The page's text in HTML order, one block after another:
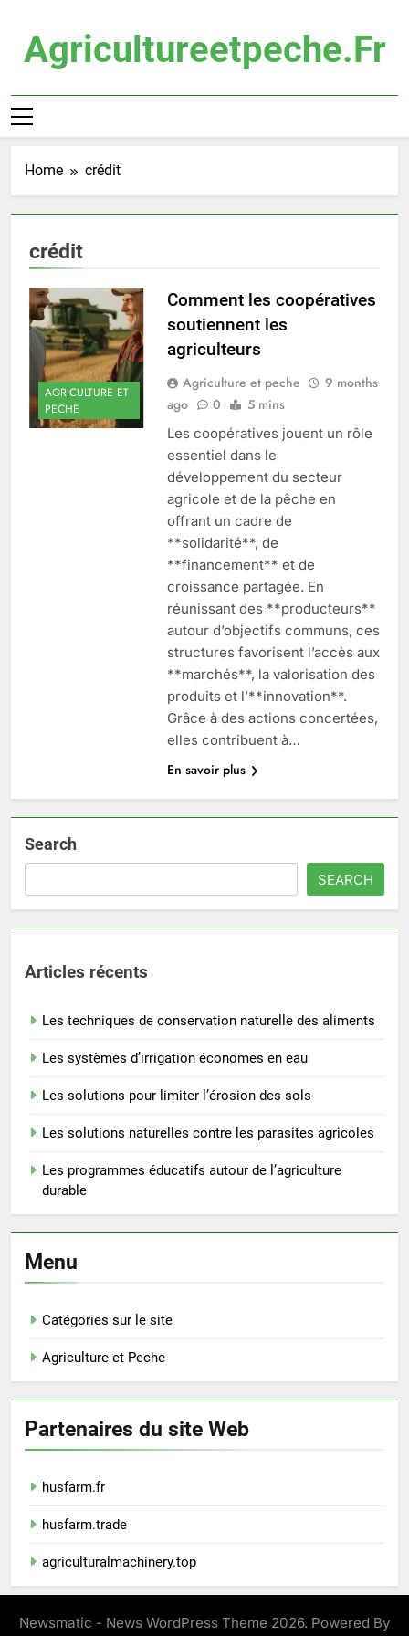
contentAgricultureetpeche.fr
Home crédit
crédit
AGRICULTURE ET
PECHE
Comment les coopératives
soutiennent les
agriculteurs
Agriculture et peche
9 months
ago
0 5 mins
Les coopératives jouent un rôle
essentiel dans le
développement du secteur
agricole et de la pêche en
offrant un cadre de
**solidarité**, de
**financement** et de
croissance partagée. En
réunissant des **producteurs**
autour d’objectifs communs, ces
structures favorisent l’accès aux
**marchés**, la valorisation des
produits et l’**innovation**.
Grâce à des actions concertées,
elles contribuent à…
En savoir plus
Search
SEARCH
Articles récents
Les techniques de conservation naturelle des aliments
Les systèmes d’irrigation économes en eau
Les solutions pour limiter l’érosion des sols
Les solutions naturelles contre les parasites agricoles
Les programmes éducatifs autour de l’agriculture
durable
Menu
Catégories sur le site
Agriculture et Peche
Partenaires du site Web
husfarm.fr
husfarm.trade
agriculturalmachinery.top
Newsmatic - News WordPress Theme 2026. Powered By